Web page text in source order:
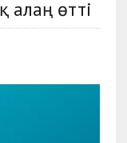
өтті